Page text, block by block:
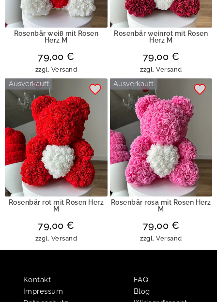
Rosenbär weiß mit Rosen
Herz M
79,00 €
zzgl. Versand
Rosenbär weinrot mit Rosen
Herz M
79,00 €
zzgl. Versand
Ausverkauft
Rosenbär rot mit Rosen Herz
M
79,00 €
zzgl. Versand
Ausverkauft
Rosenbär rosa mit Rosen Herz
M
79,00 €
zzgl. Versand
Kontakt
Impressum
FAQ
Blog